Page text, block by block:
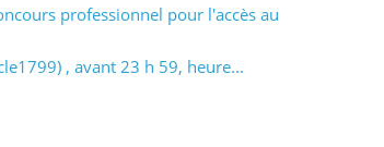
professionnel pour l'accès au
, avant 23 h 59, heure...